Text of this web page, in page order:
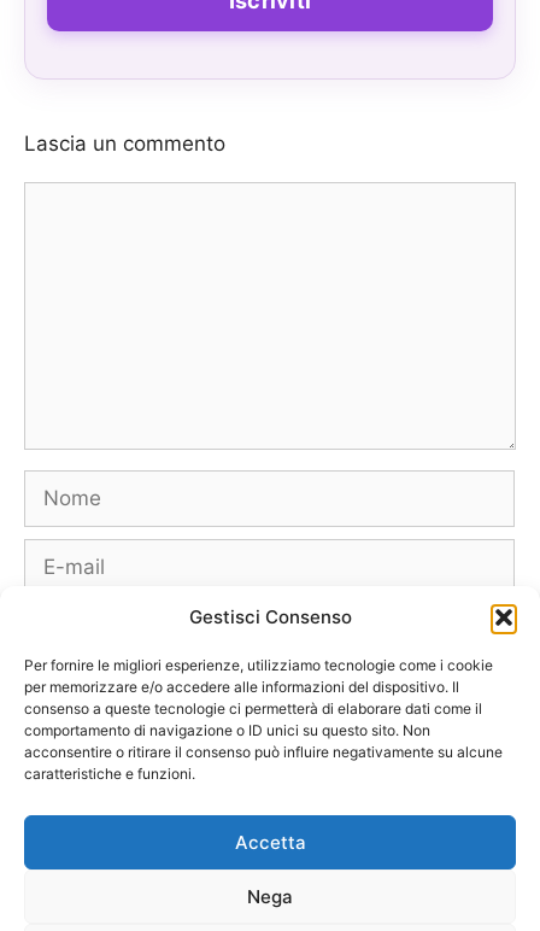
Gestisci Consenso
Per fornire le migliori esperienze, utilizziamo tecnologie come i cookie
per memorizzare e/o accedere alle informazioni del dispositivo. Il
consenso a queste tecnologie ci permetterà di elaborare dati come il
comportamento di navigazione o ID unici su questo sito. Non
acconsentire o ritirare il consenso può influire negativamente su alcune
caratteristiche e funzioni.
Accetta
Nega
Lascia un commento
Nome
E-
mail
web
Tutte le Marche e Designer